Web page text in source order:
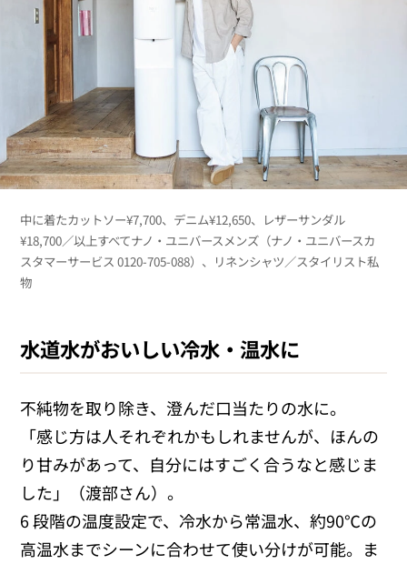
中に着たカットソー¥7,700、デニム¥12,650、レザーサンダル
¥18,700／以上すべてナノ・ユニバースメンズ（ナノ・ユニバースカ
スタマーサービス 0120-705-088）、リネンシャツ／スタイリスト私
物
水道水がおいしい冷水・温水に
不純物を取り除き、澄んだ口当たりの水に。
「感じ方は人それぞれかもしれませんが、ほんの
り甘みがあって、自分にはすごく合うなと感じま
した」（渡部さん）。
6段階の温度設定で、冷水から常温水、約90℃の
高温水までシーンに合わせて使い分けが可能。ま